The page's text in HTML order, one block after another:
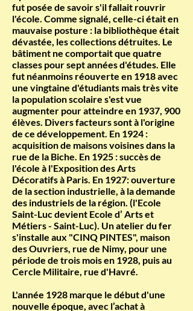
fut posée de savoir s'il fallait rouvrir
l'école. Comme signalé, celle-ci était en
mauvaise posture : la bibliothèque était
dévastée, les collections détruites. Le
bâtiment ne comportait que quatre
classes pour sept années d'études. Elle
fut néanmoins réouverte en 1918 avec
une vingtaine d'étudiants mais très vite
la population scolaire s'est vue
augmenter pour atteindre en 1937, 900
élèves. Divers facteurs sont à l'origine
de ce développement. En 1924 :
acquisition de maisons voisines dans la
rue de la Biche. En 1925 : succès de
l'école à l'Exposition des Arts
Décoratifs à Paris. En 1927: ouverture
de la section industrielle, à la demande
des industriels de la région. (l'Ecole
Saint-Luc devient Ecole d’ Arts et
Métiers - Saint-Luc). Un atelier du fer
s'installe aux "CINQ PINTES", maison
des Ouvriers, rue de Nimy, pour une
période de trois mois en 1928, puis au
Cercle Militaire, rue d'Havré.
L'année 1928 marque le début d'une
nouvelle époque, avec l’achat à